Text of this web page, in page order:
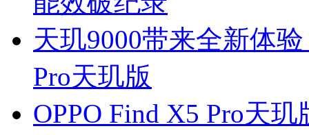
天玑9000带来全新体
Pro天玑版
OPPO Find X5 Pro天